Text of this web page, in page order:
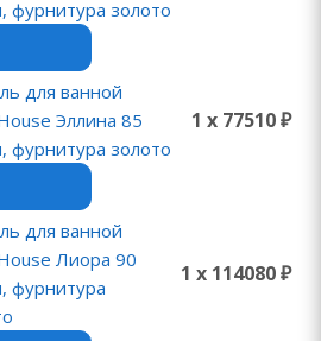
фурнитура золото
для ванной
Эллина 85
фурнитура золото
1 x 77510 ₽
для ванной
Лиора 90
фурнитура
1 x 114080 ₽